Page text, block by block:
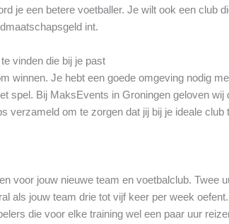
je een betere voetballer. Je wilt ook een club
int.
vinden die bij je past
winnen. Je hebt een goede omgeving nodig
spel. Bij MaksEvents in Groningen geloven wij
verzameld om te zorgen dat jij bij je ideale club
voor jouw nieuwe team en voetbalclub. Twee
als jouw team drie tot vijf keer per week
die voor elke training wel een paar uur